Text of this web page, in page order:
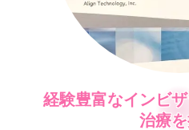
経験豊富なインビ
治療